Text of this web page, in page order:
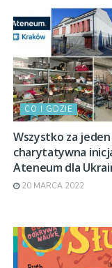
CO I GDZIE
Wszystko za
charytatywna
Ateneum dla
20 MARCA 2022